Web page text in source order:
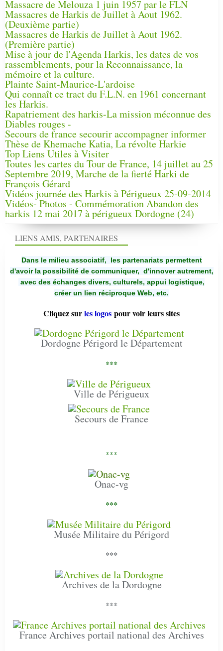
Massacre de Melouza 1 juin 1957 par le FLN
Massacres de Harkis de Juillet à Aout 1962.
(Deuxième partie)
Massacres de Harkis de Juillet à Aout 1962.
(Première partie)
Mise à jour de l'Agenda Harkis, les dates de vos
rassemblements, pour la Reconnaissance, la
mémoire et la culture.
Plainte Saint-Maurice-L'ardoise
Qui connaît ce tract du F.L.N. en 1961 concernant
les Harkis.
Rapatriement des harkis-La mission méconnue des
Diables rouges -
Secours de france secourir accompagner informer
Thèse de Khemache Katia, La révolte Harkie
Top Liens Utiles à Visiter
Toutes les cartes du Tour de France, 14 juillet au 25
Septembre 2019, Marche de la fierté Harki de
François Gérard
Vidéos journée des Harkis à Périgueux 25-09-2014
Vidéos- Photos - Commémoration Abandon des
harkis 12 mai 2017 à périgueux Dordogne (24)
LIENS AMIS, PARTENAIRES
Dans le milieu associatif, les partenariats permettent
d'avoir la possibilité de communiquer, d'innover autrement,
avec des échanges divers, culturels, appui logistique,
créer un lien réciproque Web, etc.
Cliquez surles logos pour voir leurs sites
Dordogne Périgord le Département
***
Ville de Périgueux
Secours de France
***
Onac-vg
***
Musée Militaire du Périgord
***
Archives de la Dordogne
***
France Archives portail national des Archives